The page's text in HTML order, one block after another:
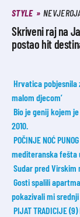
STYLE
Skriveni raj na
postao hit
Hrvatica pobjesnila
malom djecom’
Bio je genij kojem
2010.
POČINJE NOĆ
mediteranska fešta
Sudar pred Virskim
Gosti spalili
pokazivali mi srednji
PIJAT TRADICIJE